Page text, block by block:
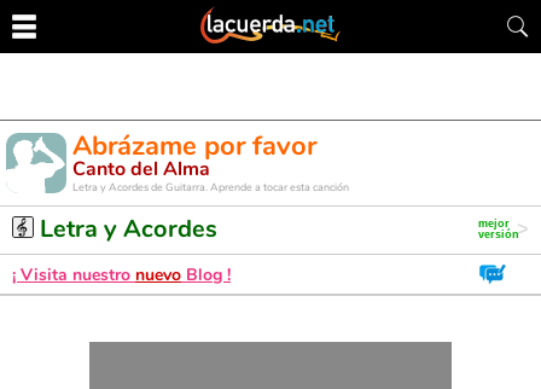
Abrázame por favor
Canto del Alma
Letra y Acordes de Guitarra. Aprende a tocar esta canción
Letra y Acordes
¡ Visita nuestro nuevo Blog !